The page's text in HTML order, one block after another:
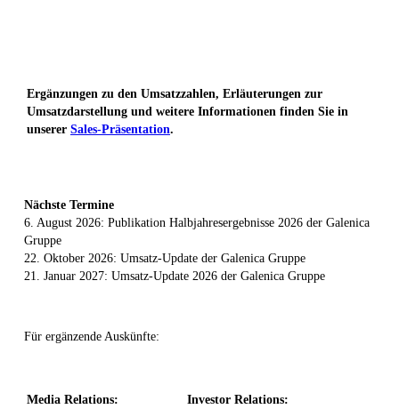
Ergänzungen zu den Umsatzzahlen, Erläuterungen zur
Umsatzdarstellung und weitere Informationen finden Sie in
unserer Sales-Präsentation.
Nächste Termine
6. August 2026: Publikation Halbjahresergebnisse 2026 der Galenica
Gruppe
22. Oktober 2026: Umsatz-Update der Galenica Gruppe
21. Januar 2027: Umsatz-Update 2026 der Galenica Gruppe
Für ergänzende Auskünfte:
Media Relations:
Investor Relations: